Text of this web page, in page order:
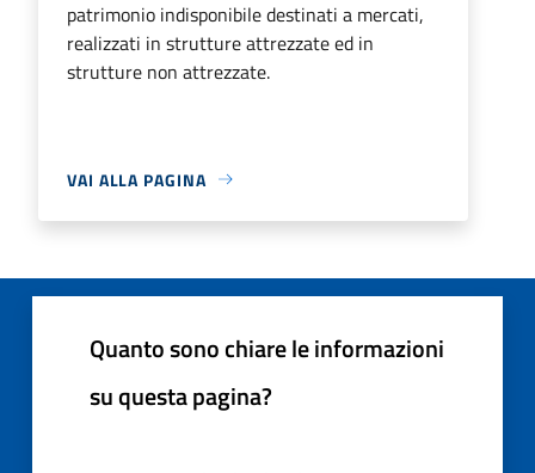
patrimonio indisponibile destinati a mercati,
realizzati in strutture attrezzate ed in
strutture non attrezzate.
VAI ALLA PAGINA
Quanto sono chiare le informazioni
su questa pagina?